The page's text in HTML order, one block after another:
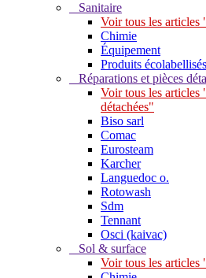
Sanitaire
Voir tous les articles
Chimie
Équipement
Produits écolabellisés
Réparations et pièces
Voir tous les articles
détachées"
Biso sarl
Comac
Eurosteam
Karcher
Languedoc o.
Rotowash
Sdm
Tennant
Osci (kaivac)
Sol & surface
Voir tous les articles